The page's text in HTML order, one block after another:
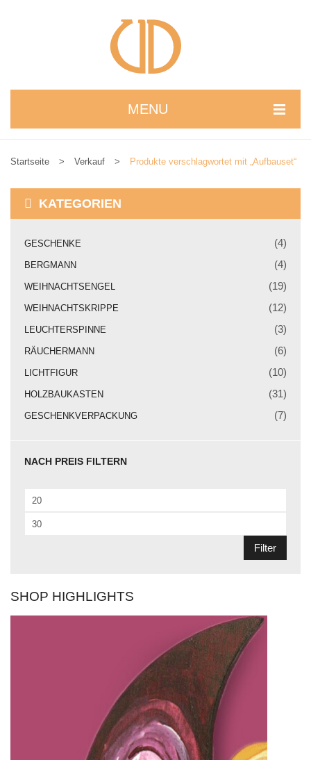
MENU
NEUIGKEITEN
KONTAKT
IMPRESSUM
Startseite > Verkauf > Produkte verschlagwortet mit „Aufbauset“
KATEGORIEN
GESCHENKE (4)
BERGMANN (4)
WEIHNACHTSENGEL (19)
WEIHNACHTSKRIPPE (12)
LEUCHTERSPINNE (3)
RÄUCHERMANN (6)
LICHTFIGUR (10)
HOLZBAUKASTEN (31)
GESCHENKVERPACKUNG (7)
NACH PREIS FILTERN
Min.
Preis
Max.
Filter
SHOP HIGHLIGHTS